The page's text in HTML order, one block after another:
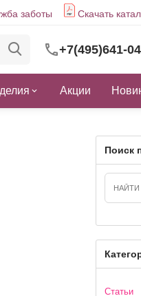
заботы Скачать
+7(495)641-
Акции
Поиск
Статьи